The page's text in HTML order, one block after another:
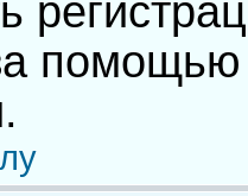
помощью